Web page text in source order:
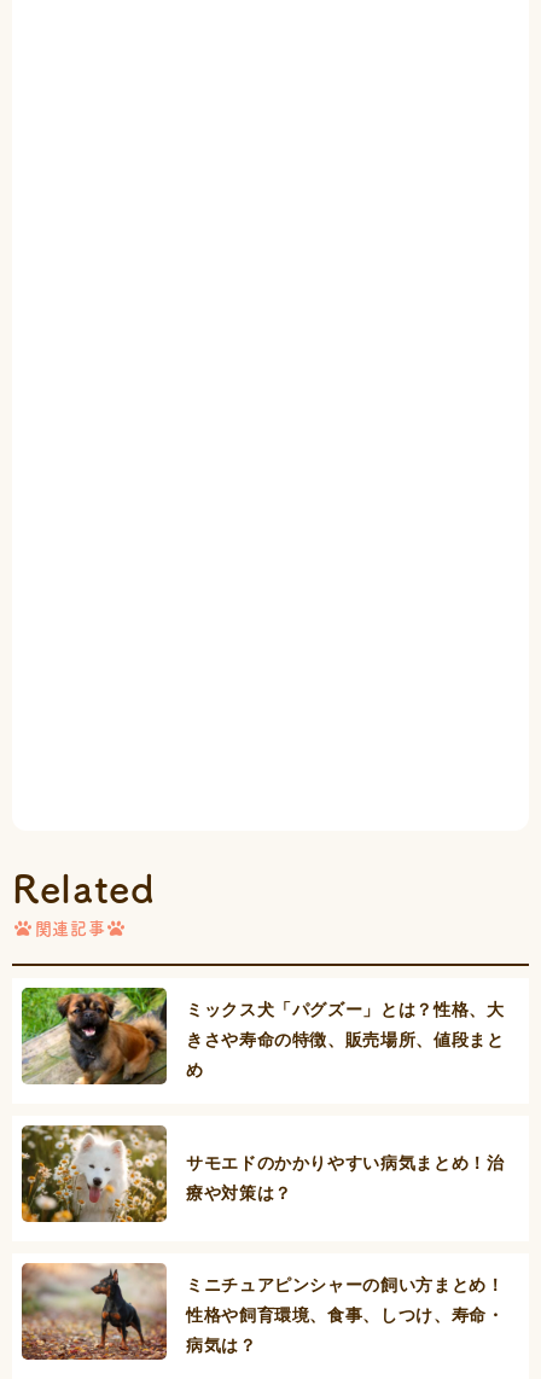
Related
関連記事
ミックス犬「パグズー」とは？性格、大
きさや寿命の特徴、販売場所、値段まと
め
サモエドのかかりやすい病気まとめ！治
療や対策は？
ミニチュアピンシャーの飼い方まとめ！
性格や飼育環境、食事、しつけ、寿命・
病気は？